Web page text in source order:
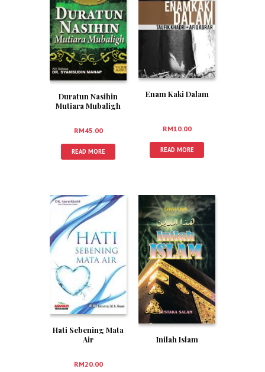
Duratun Nasihin
Mutiara Mubaligh
RM45.00
READ MORE
Enam Kaki Dalam
RM10.00
READ MORE
Hati Sebening Mata
Air
RM20.00
Inilah Islam